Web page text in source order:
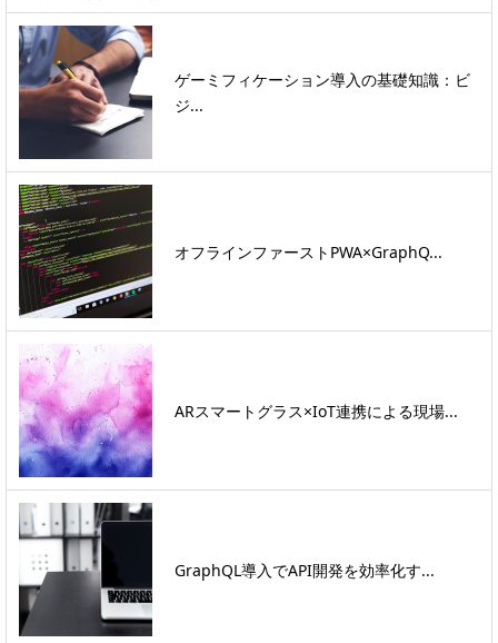
ゲーミフィケーション導入の基礎知識：ビ
ジ...
オフラインファーストPWA×GraphQ...
ARスマートグラス×IoT連携による現場...
GraphQL導入でAPI開発を効率化す...